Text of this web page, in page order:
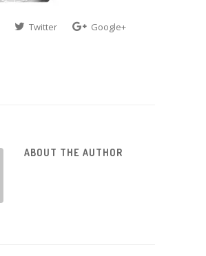
Twitter
Google+
ABOUT THE AUTHOR